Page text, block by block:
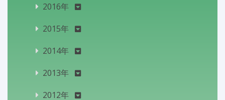
2016年
2015年
2014年
2013年
2012年